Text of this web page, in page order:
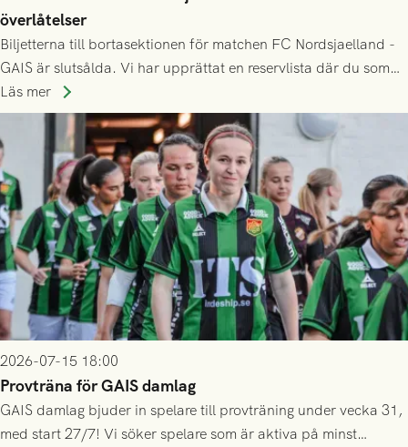
överlåtelser
Biljetterna till bortasektionen för matchen FC Nordsjaelland -
GAIS är slutsålda. Vi har upprättat en reservlista där du som
ännu inte har någon biljett kan anmäla ditt intresse. Du kan
inte själv överlåta din biljett till någon annan.
Läs mer
2026-07-15 18:00
Provträna för GAIS damlag
GAIS damlag bjuder in spelare till provträning under vecka 31,
med start 27/7! Vi söker spelare som är aktiva på minst